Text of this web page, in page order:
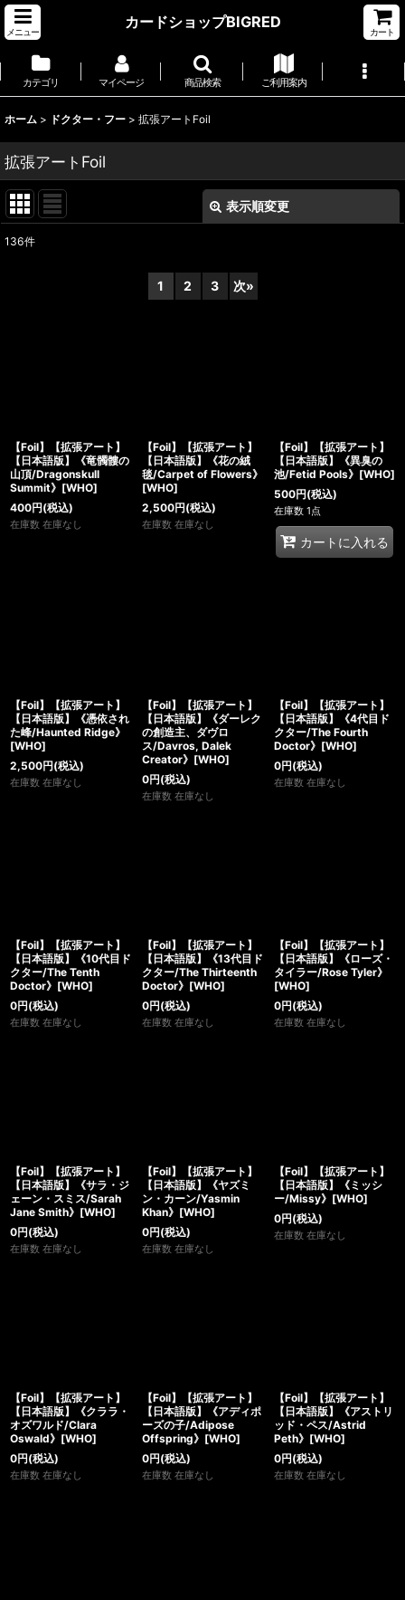
メニュー
カードショップBIGRED
カート
カテゴリ マイページ 商品検索 ご利用案内
ホーム > ドクター・フー > 拡張アートFoil
拡張アートFoil
表示順変更
136件
1 2 3 次»
【Foil】【拡張アート】
【日本語版】《竜髑髏の
山頂/Dragonskull
Summit》[WHO]
400円(税込)
在庫数 在庫なし
【Foil】【拡張アート】
【日本語版】《花の絨
毯/Carpet of Flowers》
[WHO]
2,500円(税込)
在庫数 在庫なし
【Foil】【拡張アート】
【日本語版】《異臭の
池/Fetid Pools》[WHO]
500円(税込)
在庫数 1点
カートに入れる
【Foil】【拡張アート】
【日本語版】《憑依され
た峰/Haunted Ridge》
[WHO]
2,500円(税込)
在庫数 在庫なし
【Foil】【拡張アート】
【日本語版】《ダーレク
の創造主、ダヴロ
ス/Davros, Dalek
Creator》[WHO]
0円(税込)
在庫数 在庫なし
【Foil】【拡張アート】
【日本語版】《4代目ド
クター/The Fourth
Doctor》[WHO]
0円(税込)
在庫数 在庫なし
【Foil】【拡張アート】
【日本語版】《10代目ド
クター/The Tenth
Doctor》[WHO]
0円(税込)
在庫数 在庫なし
【Foil】【拡張アート】
【日本語版】《13代目ド
クター/The Thirteenth
Doctor》[WHO]
0円(税込)
在庫数 在庫なし
【Foil】【拡張アート】
【日本語版】《ローズ・
タイラー/Rose Tyler》
[WHO]
0円(税込)
在庫数 在庫なし
【Foil】【拡張アート】
【日本語版】《サラ・ジ
ェーン・スミス/Sarah
Jane Smith》[WHO]
0円(税込)
在庫数 在庫なし
【Foil】【拡張アート】
【日本語版】《ヤズミ
ン・カーン/Yasmin
Khan》[WHO]
0円(税込)
在庫数 在庫なし
【Foil】【拡張アート】
【日本語版】《ミッシ
ー/Missy》[WHO]
0円(税込)
在庫数 在庫なし
【Foil】【拡張アート】
【日本語版】《クララ・
オズワルド/Clara
Oswald》[WHO]
0円(税込)
在庫数 在庫なし
【Foil】【拡張アート】
【日本語版】《アディポ
ーズの子/Adipose
Offspring》[WHO]
0円(税込)
在庫数 在庫なし
【Foil】【拡張アート】
【日本語版】《アストリ
ッド・ペス/Astrid
Peth》[WHO]
0円(税込)
在庫数 在庫なし